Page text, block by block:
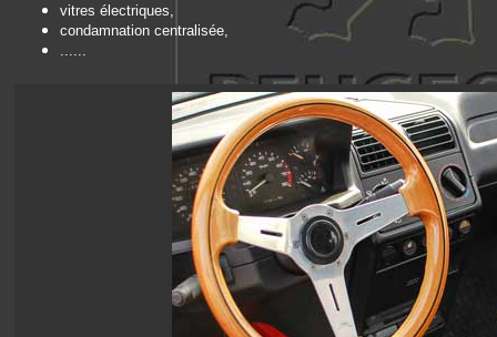
vitres électriques,
condamnation centralisée,
......